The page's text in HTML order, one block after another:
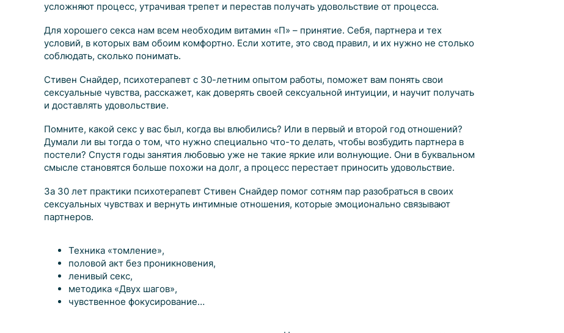
усложняют процесс, утрачивая трепет и перестав получать удовольствие от процесса.
Для хорошего секса нам всем необходим витамин «П» – принятие. Себя, партнера и тех
условий, в которых вам обоим комфортно. Если хотите, это свод правил, и их нужно не столько
соблюдать, сколько понимать.
Стивен Снайдер, психотерапевт с 30-летним опытом работы, поможет вам понять свои
сексуальные чувства, расскажет, как доверять своей сексуальной интуиции, и научит получать
и доставлять удовольствие.
Помните, какой секс у вас был, когда вы влюбились? Или в первый и второй год отношений?
Думали ли вы тогда о том, что нужно специально что-то делать, чтобы возбудить партнера в
постели? Спустя годы занятия любовью уже не такие яркие или волнующие. Они в буквальном
смысле становятся больше похожи на долг, а процесс перестает приносить удовольствие.
За 30 лет практики психотерапевт Стивен Снайдер помог сотням пар разобраться в своих
сексуальных чувствах и вернуть интимные отношения, которые эмоционально связывают
партнеров.
Техника «томление»,
половой акт без проникновения,
ленивый секс,
методика «Двух шагов»,
чувственное фокусирование…